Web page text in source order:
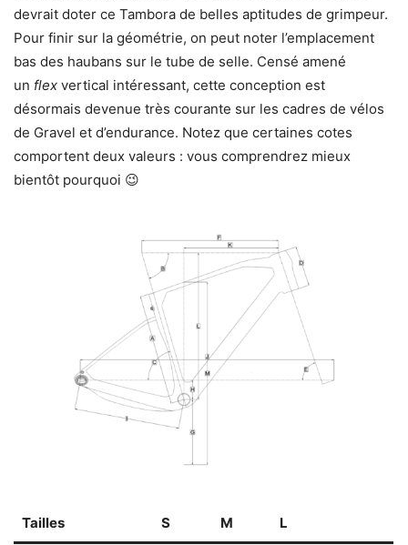
devrait doter ce Tambora de belles aptitudes de grimpeur.
Pour finir sur la géométrie, on peut noter l’emplacement
bas des haubans sur le tube de selle. Censé amené
un flex vertical intéressant, cette conception est
désormais devenue très courante sur les cadres de vélos
de Gravel et d’endurance. Notez que certaines cotes
comportent deux valeurs : vous comprendrez mieux
bientôt pourquoi 😉
Tailles S M L